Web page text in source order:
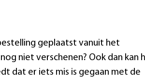
geplaatst vanuit het
niet verschenen? Ook dan kan
dat er iets mis is gegaan met de